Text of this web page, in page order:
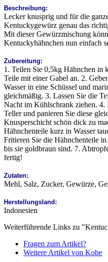
Beschreibung:
Lecker knusprig und für die
Kentuckygewürz genau das
Mit dieser Gewürzmischung
Kentuckyhähnchen nun einfach
Zubereitung:
1. Teilen Sie 0,5kg Hähnchen in
Teile mit einer Gabel an. 2.
Wasser in eine Schüssel und
gleichmäßig. 3. Lassen Sie die
Nacht im Kühlschrank ziehen. 4.
Teller und panieren Sie diese
Knusperschicht schön dick zu
Hähnchenteile kurz in Wasser
Fritieren Sie die Hähnchenteile
bis sie goldbraun sind. 7.
fertig!
Zutaten:
Mehl, Salz, Zucker, Gewürze,
Herstellungsland:
Indonesien
Weiterführende Links zu
Fragen zum Artikel?
Weitere Artikel von Kobe